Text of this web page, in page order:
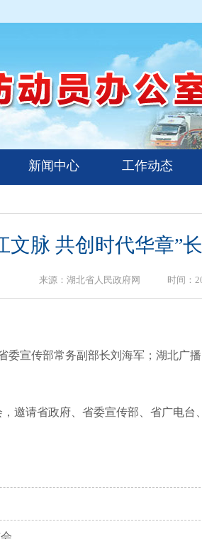
新闻中心 工作动态
文脉 共创时代华章”
来源：湖北省人民政府网 时间：
委宣传部常务副部长刘海军；湖北广
邀请省政府、省委宣传部、省广电
。